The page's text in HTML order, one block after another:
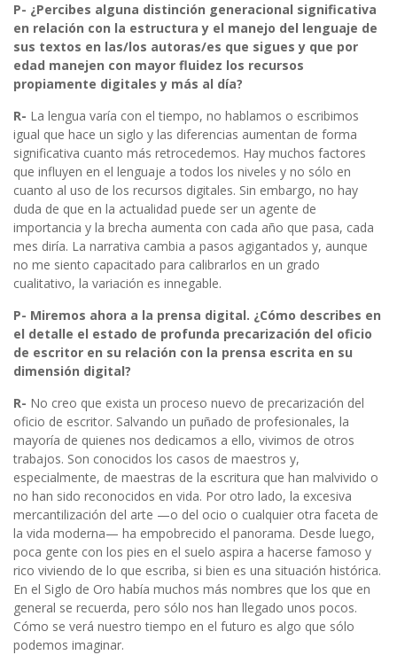
P- ¿Percibes alguna distinción generacional significativa
en relación con la estructura y el manejo del lenguaje de
sus textos en las/los autoras/es que sigues y que por
edad manejen con mayor fluidez los recursos
propiamente digitales y más al día?
R- La lengua varía con el tiempo, no hablamos o escribimos
igual que hace un siglo y las diferencias aumentan de forma
significativa cuanto más retrocedemos. Hay muchos factores
que influyen en el lenguaje a todos los niveles y no sólo en
cuanto al uso de los recursos digitales. Sin embargo, no hay
duda de que en la actualidad puede ser un agente de
importancia y la brecha aumenta con cada año que pasa, cada
mes diría. La narrativa cambia a pasos agigantados y, aunque
no me siento capacitado para calibrarlos en un grado
cualitativo, la variación es innegable.
P- Miremos ahora a la prensa digital. ¿Cómo describes en
el detalle el estado de profunda precarización del oficio
de escritor en su relación con la prensa escrita en su
dimensión digital?
R- No creo que exista un proceso nuevo de precarización del
oficio de escritor. Salvando un puñado de profesionales, la
mayoría de quienes nos dedicamos a ello, vivimos de otros
trabajos. Son conocidos los casos de maestros y,
especialmente, de maestras de la escritura que han malvivido o
no han sido reconocidos en vida. Por otro lado, la excesiva
mercantilización del arte —o del ocio o cualquier otra faceta de
la vida moderna— ha empobrecido el panorama. Desde luego,
poca gente con los pies en el suelo aspira a hacerse famoso y
rico viviendo de lo que escriba, si bien es una situación histórica.
En el Siglo de Oro había muchos más nombres que los que en
general se recuerda, pero sólo nos han llegado unos pocos.
Cómo se verá nuestro tiempo en el futuro es algo que sólo
podemos imaginar.